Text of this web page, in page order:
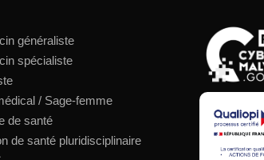
généraliste
spécialiste
/ Sage-femme
de santé
de santé pluridisciplinaire